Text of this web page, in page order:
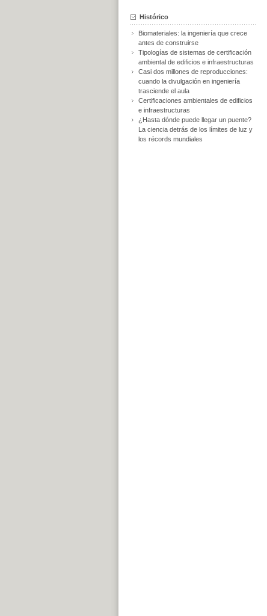
Histórico
Biomateriales: la ingeniería que crece
antes de construirse
Tipologías de sistemas de certificación
ambiental de edificios e infraestructuras
Casi dos millones de reproducciones:
cuando la divulgación en ingeniería
trasciende el aula
Certificaciones ambientales de edificios
e infraestructuras
¿Hasta dónde puede llegar un puente?
La ciencia detrás de los límites de luz y
los récords mundiales